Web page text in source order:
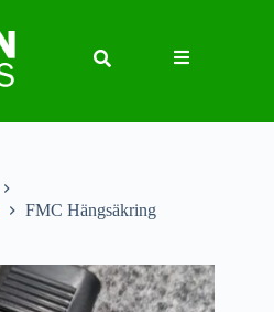
FMC Hängsäkring